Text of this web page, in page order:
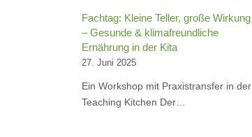
Fachtag: Kleine Teller, große Wirkung
– Gesunde & klimafreundliche
Ernährung in der Kita
27. Juni 2025
Ein Workshop mit Praxistransfer in der
Teaching Kitchen Der…